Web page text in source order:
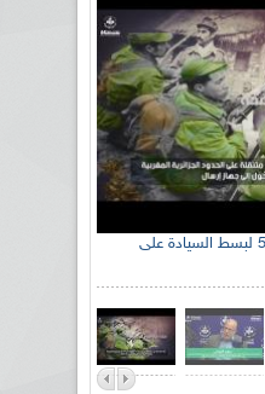
الإذاعة الجزائرية تحي الذكرى 59 لبسط السيادة على